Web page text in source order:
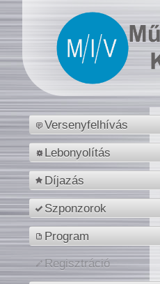
Versenyfelhívás
Lebonyolítás
Díjazás
Szponzorok
Program
Regisztráció